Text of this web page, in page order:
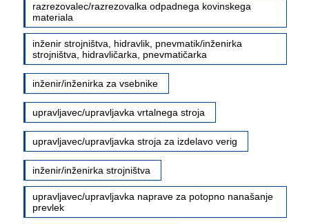
razrezovalec/razrezovalka odpadnega kovinskega
materiala
inženir strojništva, hidravlik, pnevmatik/inženirka
strojništva, hidravličarka, pnevmatičarka
inženir/inženirka za vsebnike
upravljavec/upravljavka vrtalnega stroja
upravljavec/upravljavka stroja za izdelavo verig
inženir/inženirka strojništva
upravljavec/upravljavka naprave za potopno nanašanje
prevlek